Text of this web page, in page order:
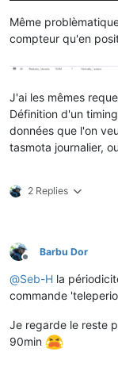
Même
compteur qu'en
J'ai les mêmes
Définition d'un
données que l'on
tasmota journalier,
2 Replies
Offline
Barbu Dor
@Seb-H la
commande
Je regarde le reste
90min